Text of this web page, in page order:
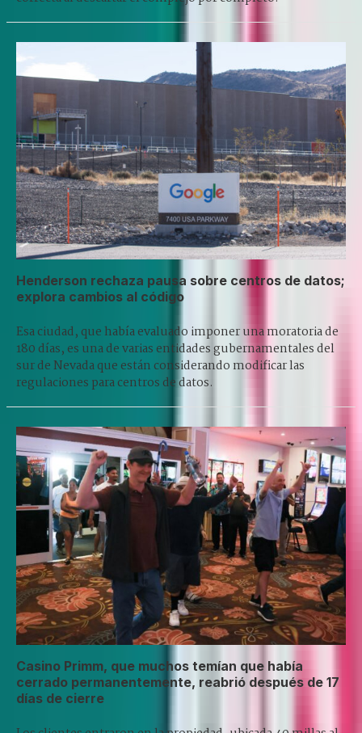
Henderson rechaza pausa sobre centros de datos;
explora cambios al código
Esa ciudad, que había evaluado imponer una moratoria de
180 días, es una de varias entidades gubernamentales del
sur de Nevada que están considerando modificar las
regulaciones para centros de datos.
Casino Primm, que muchos temían que había
cerrado permanentemente, reabrió después de 17
días de cierre